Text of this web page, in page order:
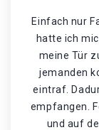
Einfach nur
hatte ich
meine Tür
jemanden
eintraf.
empfangen.
und auf